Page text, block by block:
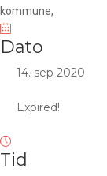
kommune,
Dato
14. sep 2020
Expired!
Tid